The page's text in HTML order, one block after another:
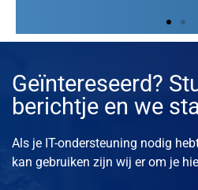
oplossing. Perrit
eenmalige, gerichte aanpak die
stabiel maakt. We
Geïntereseerd?
berichtje en we
Als je IT-ondersteuning nodig
kan gebruiken zijn wij er om je